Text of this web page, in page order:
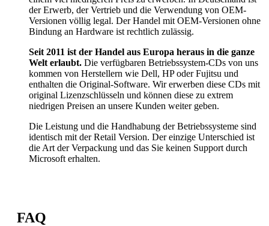
der Erwerb, der Vertrieb und die Verwendung von OEM-
Versionen völlig legal. Der Handel mit OEM-Versionen ohne
Bindung an Hardware ist rechtlich zulässig.
Seit 2011 ist der Handel aus Europa heraus in die ganze
Welt erlaubt. Die verfügbaren Betriebssystem-CDs von uns
kommen von Herstellern wie Dell, HP oder Fujitsu und
enthalten die Original-Software. Wir erwerben diese CDs mit
original Lizenzschlüsseln und können diese zu extrem
niedrigen Preisen an unsere Kunden weiter geben.
Die Leistung und die Handhabung der Betriebssysteme sind
identisch mit der Retail Version. Der einzige Unterschied ist
die Art der Verpackung und das Sie keinen Support durch
Microsoft erhalten.
FAQ